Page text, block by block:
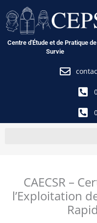
au
contenu
Centre d'Étude et de Pratique
Survie
CAECSR –
l’Exploitation